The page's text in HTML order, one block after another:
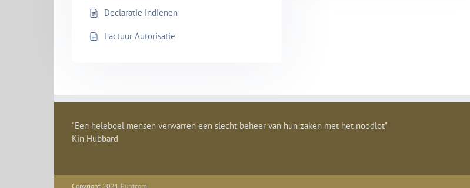
Declaratie indienen
Factuur Autorisatie
"Een heleboel mensen verwarren een slecht beheer van hun zaken met het noodlot"
Kin Hubbard
Copyright 2021 Puntcom